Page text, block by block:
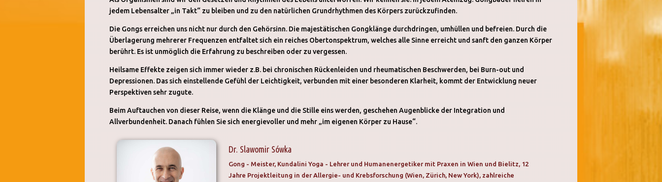
jedem Lebensalter „in Takt“ zu bleiben und zu den natürlichen Grundrhythmen des Körpers zurückzufinden.
Die Gongs erreichen uns nicht nur durch den Gehörsinn. Die majestätischen Gongklänge durchdringen, umhüllen und befreien. Durch die
Überlagerung mehrerer Frequenzen entfaltet sich ein reiches Obertonspektrum, welches alle Sinne erreicht und sanft den ganzen Körper
berührt. Es ist unmöglich die Erfahrung zu beschreiben oder zu vergessen.
Heilsame Effekte zeigen sich immer wieder z.B. bei chronischen Rückenleiden und rheumatischen Beschwerden, bei Burn-out und
Depressionen. Das sich einstellende Gefühl der Leichtigkeit, verbunden mit einer besonderen Klarheit, kommt der Entwicklung neuer
Perspektiven sehr zugute.
Beim Auftauchen von dieser Reise, wenn die Klänge und die Stille eins werden, geschehen Augenblicke der Integration und
Allverbundenheit. Danach fühlen Sie sich energievoller und mehr „im eigenen Körper zu Hause“.
Dr. Slawomir Sówka
Gong - Meister, Kundalini Yoga - Lehrer und Humanenergetiker mit Praxen in Wien und Bielitz, 12
Jahre Projektleitung in der Allergie- und Krebsforschung (Wien, Zürich, New York), zahlreiche